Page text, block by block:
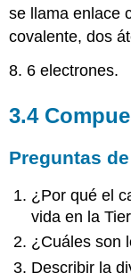
se llama enlace
covalente, dos
8. 6 electrones.
3.4
Preguntas
¿Por qué el
vida en la
¿Cuáles son
Describir la